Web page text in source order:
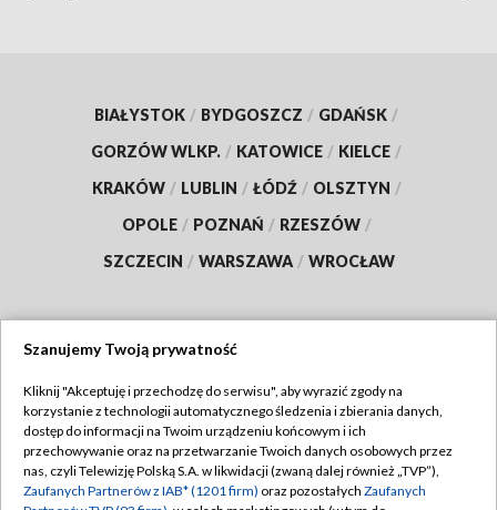
BIAŁYSTOK / BYDGOSZCZ / GDAŃSK /
GORZÓW WLKP. / KATOWICE / KIELCE /
KRAKÓW / LUBLIN / ŁÓDŹ / OLSZTYN /
OPOLE / POZNAŃ / RZESZÓW /
SZCZECIN / WARSZAWA / WROCŁAW
TVP
Abonament TVP
Emisja w TVP
Regulamin TVP
Polityka prywatności
Szanujemy Twoją prywatność
Kliknij "Akceptuję i przechodzę do serwisu", aby wyrazić zgody na
korzystanie z technologii automatycznego śledzenia i zbierania danych,
dostęp do informacji na Twoim urządzeniu końcowym i ich
przechowywanie oraz na przetwarzanie Twoich danych osobowych przez
nas, czyli Telewizję Polską S.A. w likwidacji (zwaną dalej również „TVP”),
Zaufanych Partnerów z IAB* (1201 firm) oraz pozostałych Zaufanych